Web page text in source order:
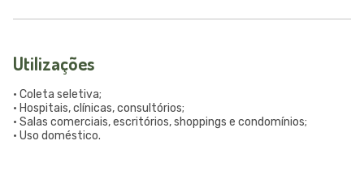
Utilizações
• Coleta seletiva;
• Hospitais, clínicas, consultórios;
• Salas comerciais, escritórios, shoppings e condomínios;
• Uso doméstico.